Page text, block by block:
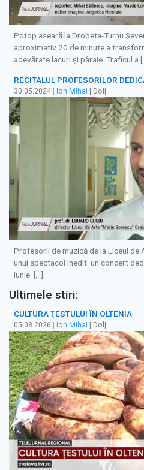
Potop aseară la Drobeta-Turnu
aproximativ 20 de minute a
adevărate lacuri și pâraie. Traficul a
RECITALUL PROFESORILOR
30.05.2024 Ion Mihai | Dolj
Profesorii de muzică de la Liceul de
unui spectacol inedit: un concert
iunie. […]
Ultimele stiri:
CULTURA ŢESTULUI ÎN OLTENIA
05.08.2026 Ion Mihai | Dolj